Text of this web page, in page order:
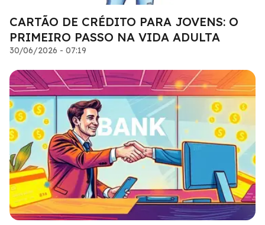
CARTÃO DE CRÉDITO PARA JOVENS: O
PRIMEIRO PASSO NA VIDA ADULTA
30/06/2026 - 07:19